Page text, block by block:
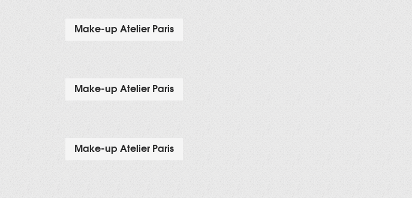
Make-up Atelier Paris
Make-up Atelier Paris
Make-up Atelier Paris